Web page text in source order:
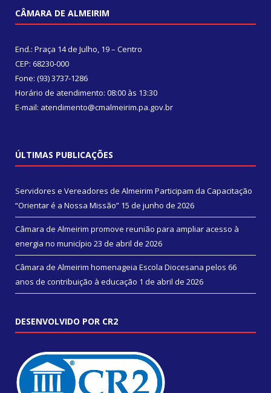
CÂMARA DE ALMEIRIM
End.: Praça 14 de Julho, 19 – Centro
CEP: 68230-000
Fone: (93) 3737-1286
Horário de atendimento: 08:00 às 13:30
E-mail: atendimento@cmalmeirim.pa.gov.br
ÚLTIMAS PUBLICAÇÕES
Servidores e Vereadores de Almeirim Participam da Capacitação
“Orientar é a Nossa Missão” 15 de junho de 2026
Câmara de Almeirim promove reunião para ampliar acesso à
energia no município 23 de abril de 2026
Câmara de Almeirim homenageia Escola Diocesana pelos 66
anos de contribuição à educação 1 de abril de 2026
DESENVOLVIDO POR CR2